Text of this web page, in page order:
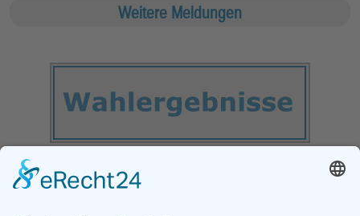
Weitere Meldungen
MEIST GELESEN